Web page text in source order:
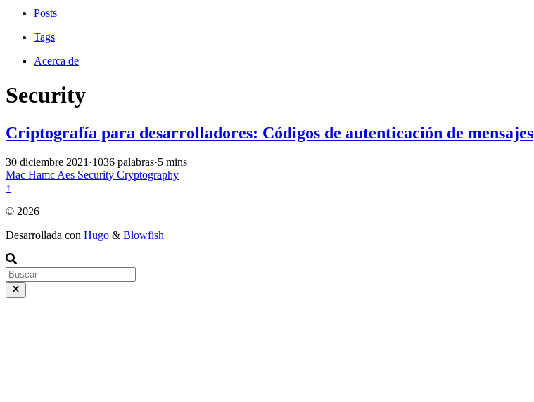
Posts
Tags
Acerca de
Security
Criptografía para desarrolladores: Códigos de autenticación de mensajes
30 diciembre 2021·1036 palabras·5 mins
Mac HamcAes Security Cryptography
↑
© 2026
Desarrollada con Hugo & Blowfish